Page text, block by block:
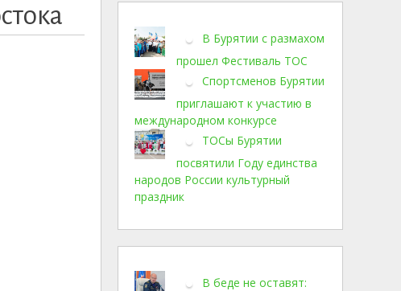
В Бурятии с размахом
прошел Фестиваль ТОС
Спортсменов Бурятии
приглашают к участию в
международном конкурсе
ТОСы Бурятии
посвятили Году единства
народов России культурный
праздник
В беде не оставят: